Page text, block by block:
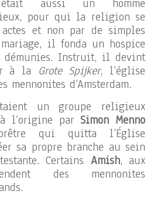
aussi un homme
pour qui la religion se
et non par de simples
il fonda un hospice
démunies. Instruit, il devint
à la Grote Spijker, l’église
mennonites d’Amsterdam.
un groupe religieux
à l’origine parSimon Menno
qui quitta l’Église
sa propre branche au sein
Certains Amish, aux
des mennonites